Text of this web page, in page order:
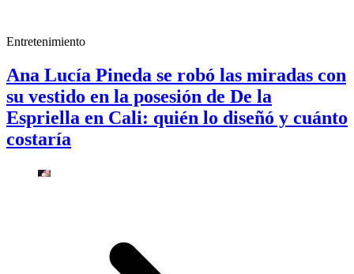
Entretenimiento
Ana Lucía Pineda se robó las miradas con
su vestido en la posesión de De la
Espriella en Cali: quién lo diseñó y cuánto
costaría